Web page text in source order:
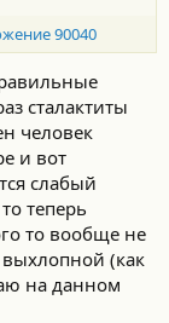
90040
сталактиты
человек
и вот
слабый
теперь
то вообще не
(как
на данном